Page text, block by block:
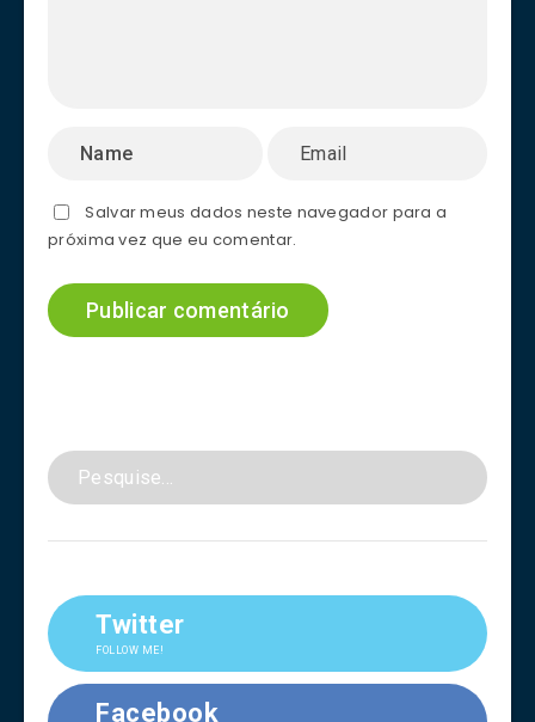
Salvar meus dados neste navegador para a
próxima vez que eu comentar.
Twitter
FOLLOW ME!
Facebook